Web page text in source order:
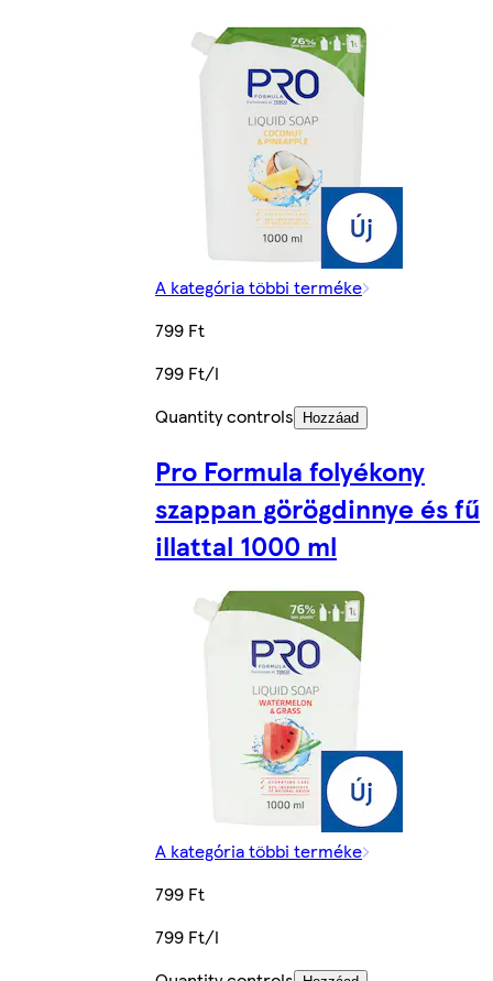
A kategória többi terméke
799 Ft
799 Ft/l
Quantity controls
Hozzáad
Pro Formula folyékony
szappan görögdinnye és fű
illattal 1000 ml
A kategória többi terméke
799 Ft
799 Ft/l